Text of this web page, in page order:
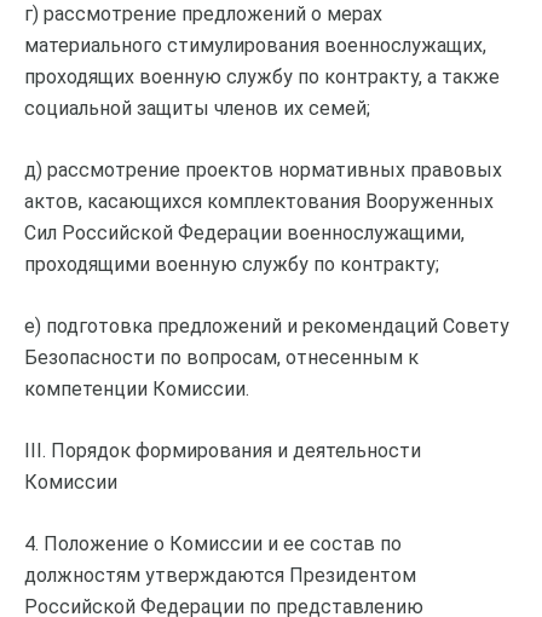
г) рассмотрение предложений о мерах
материального стимулирования военнослужащих,
проходящих военную службу по контракту, а также
социальной защиты членов их семей;
д) рассмотрение проектов нормативных правовых
актов, касающихся комплектования Вооруженных
Сил Российской Федерации военнослужащими,
проходящими военную службу по контракту;
е) подготовка предложений и рекомендаций Совету
Безопасности по вопросам, отнесенным к
компетенции Комиссии.
III. Порядок формирования и деятельности
Комиссии
4. Положение о Комиссии и ее состав по
должностям утверждаются Президентом
Российской Федерации по представлению